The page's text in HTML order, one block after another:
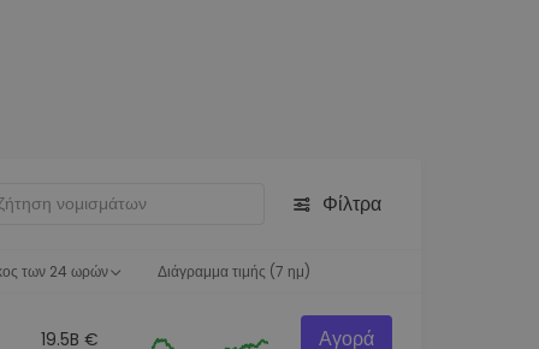
Φίλτρα
των 24 ωρών Διάγραμμα τιμής (7 ημ)
19.5B € Αγορά